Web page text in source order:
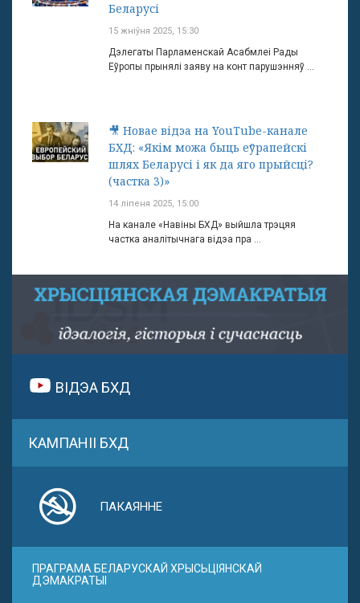
Беларусі
15 жніўня 2025, 15:30
Дэлегаты Парламенскай Асабмлеі Рады
Еўропы прынялі заяву на конт парушэнняў ...
🎥 Новае відэа на YouTube-канале
БХД: «Якім можа быць еўрапейскі
шлях Беларусі і як да яго прыйсці?
(частка 3)»
14 ліпеня 2025, 15:00
На канале «Навіны БХД» выйшла трэцяя
частка аналітычнага відэа пра ...
ВІДЭА БХД
КАМПАНІІ БХД
ПАКАЯННЕ
ПРАГРАМА БЕЛАРУСКАЙ ХРЫСЬЦІЯНСКАЙ
ДЭМАКРАТЫІ